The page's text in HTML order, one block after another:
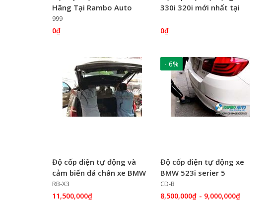
Hãng Tại Rambo Auto
999
0₫
330i 320i mới nhất tại
0₫
Độ cốp điện tự động và
cảm biến đá chân xe BMW
X3
RB-X3
11,500,000₫
- 6%
Độ cốp điện tự động xe
BMW 523i serier 5
CD-B
8,500,000₫ - 9,000,000₫